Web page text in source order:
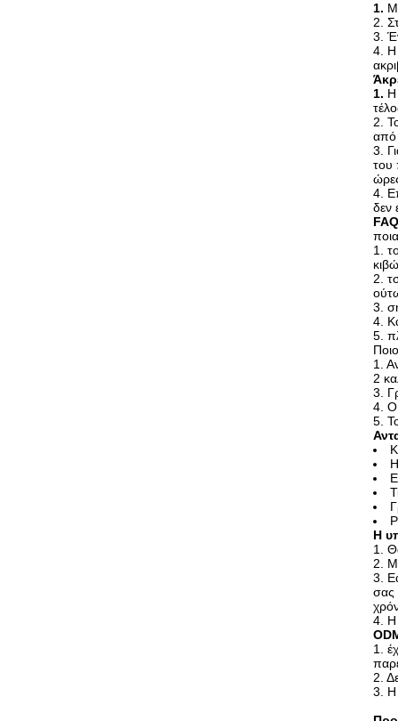
1.
2.
3.
4. Η
1. Η
2.
από
3.
του
4.
δεν
FAQ
1.
2.
3.
4.
5.
1.
2
3.
4.
5.
Η
1.
2.
3.
σας
4. Η
1.
2.
3. Η